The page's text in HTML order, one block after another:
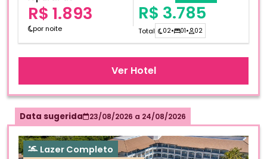
R$ 1.893
por noite
R$ 3.785
Total 02• 01• 02
Ver Hotel
Data sugerida 23/08/2026 a 24/08/2026
Lazer Completo